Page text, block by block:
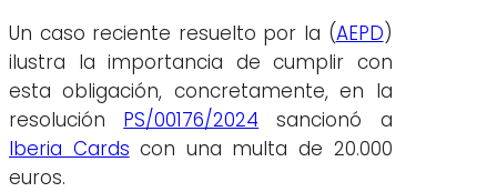
Un caso reciente resuelto por la (AEPD)
ilustra la importancia de cumplir con
esta obligación, concretamente, en la
resolución PS/00176/2024 sancionó a
Iberia Cards con una multa de 20.000
euros.